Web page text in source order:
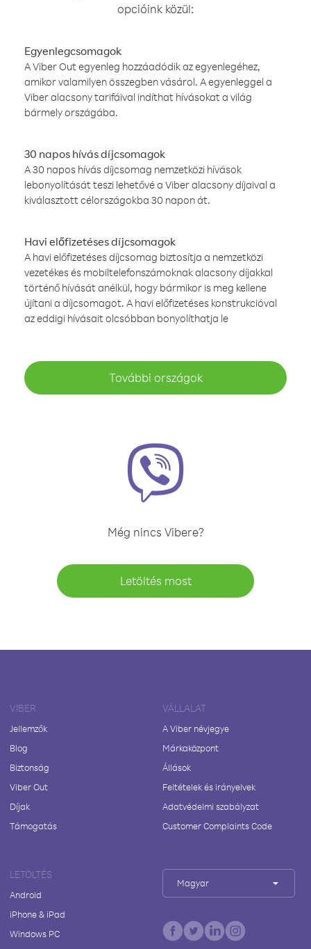
opcióink közül:
Egyenlegcsomagok
A Viber Out egyenleg hozzáadódik az egyenlegéhez,
amikor valamilyen összegben vásárol. A egyenleggel a
Viber alacsony tarifáival indíthat hívásokat a világ
bármely országába.
30 napos hívás díjcsomagok
A 30 napos hívás díjcsomag nemzetközi hívások
lebonyolítását teszi lehetővé a Viber alacsony díjaival a
kiválasztott célországokba 30 napon át.
Havi előfizetéses díjcsomagok
A havi előfizetéses díjcsomag biztosítja a nemzetközi
vezetékes és mobiltelefonszámoknak alacsony díjakkal
történő hívását anélkül, hogy bármikor is meg kellene
újítani a díjcsomagot. A havi előfizetéses konstrukcióval
az eddigi hívásait olcsóbban bonyolíthatja le
További országok
Még nincs Vibere?
Letöltés most
VIBER
Jellemzők
Blog
Biztonság
Viber Out
Díjak
Támogatás
VÁLLALAT
A Viber névjegye
Márkaközpont
Állások
Feltételek és irányelvek
Adatvédelmi szabályzat
Customer Complaints Code
LETÖLTÉS
Android
iPhone & iPad
Windows PC
Magyar